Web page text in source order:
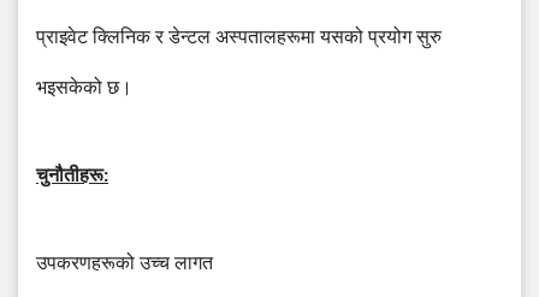
प्राइवेट क्लिनिक र डेन्टल अस्पतालहरूमा यसको प्रयोग सुरु
भइसकेको छ।
चुनौतीहरू:
उपकरणहरूको उच्च लागत